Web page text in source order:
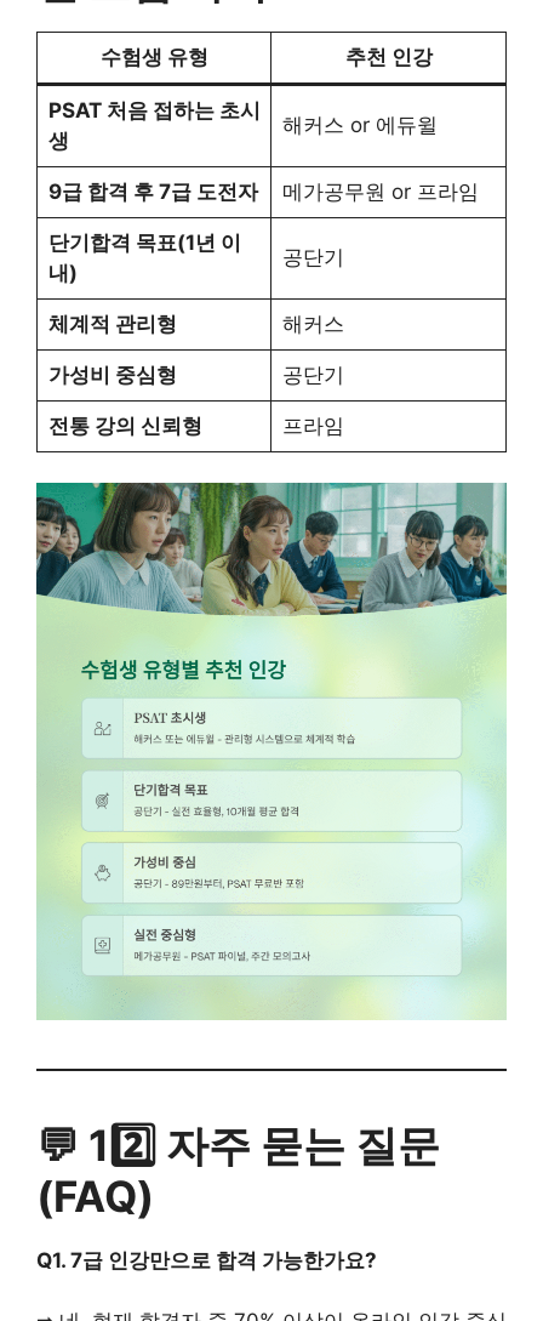
수험생 유형 추천 인강
PSAT 처음 접하는 초시
생
해커스 or 에듀윌
9급 합격 후 7급 도전자 메가공무원 or 프라임
단기합격 목표(1년 이
내)
공단기
체계적 관리형 해커스
가성비 중심형 공단기
전통 강의 신뢰형 프라임
💬 12️⃣ 자주 묻는 질문
(FAQ)
Q1. 7급 인강만으로 합격 가능한가요?